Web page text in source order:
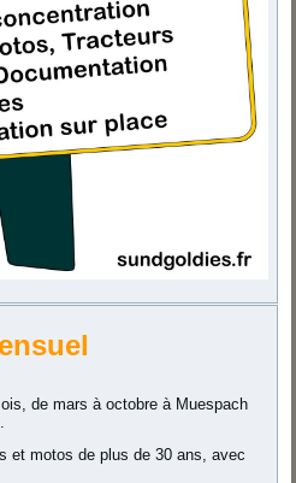
de mars à octobre à Muespach
et motos de plus de 30 ans, avec